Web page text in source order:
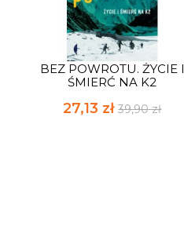
BEZ POWROTU. ŻYCIE I
ŚMIERĆ NA K2
27,13 zł39,90 zł